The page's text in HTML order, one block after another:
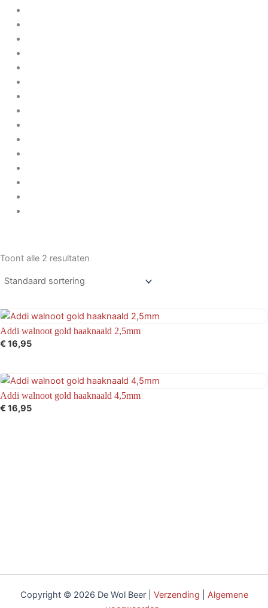
Toont alle 2 resultaten
Addi walnoot gold haaknaald 2,5mm
€ 16,95
Addi walnoot gold haaknaald 4,5mm
€ 16,95
Copyright © 2026 De Wol Beer | Verzending
Algemene